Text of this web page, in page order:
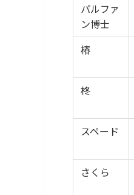
パルファ
ン博士
椿
柊
スペード
さくら